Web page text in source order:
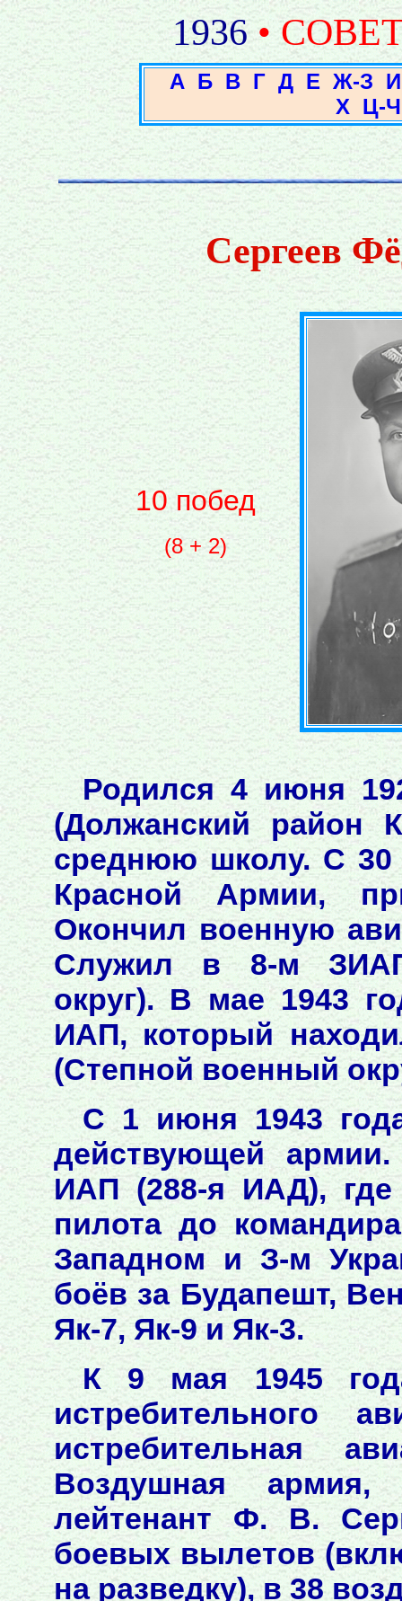
1936 •
А Б В Г Д Е Ж-З И
Х Ц-Ч
Сергеев
10 побед
(8 + 2)
Родился 4 июня
(Должанский район
среднюю школу. С 30
Красной Армии,
Окончил военную
Служил в 8-м
округ). В мае 1943
ИАП, который
(Степной военный
С 1 июня 1943
действующей
ИАП (288-я ИАД),
пилота до
Западном и З-м
боёв за Будапешт,
Як-7, Як-9 и Як-3.
К 9 мая 1945
истребительного
истребительная
Воздушная армия,
лейтенант Ф. В.
боевых вылетов
на разведку), в 38